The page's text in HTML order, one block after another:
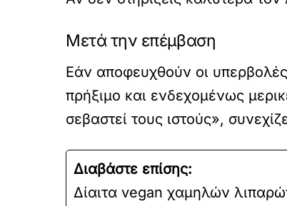
Μετά την επέμβαση
Εάν αποφευχθούν οι
πρήξιμο και ενδεχομένως
σεβαστεί τους ιστούς»,
Διαβάστε επίσης:
Δίαιτα vegan χαμηλών